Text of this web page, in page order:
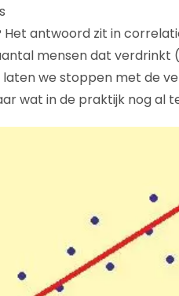
Het antwoord zit in
mensen dat verdrinkt
we stoppen met de
wat in de praktijk nog al